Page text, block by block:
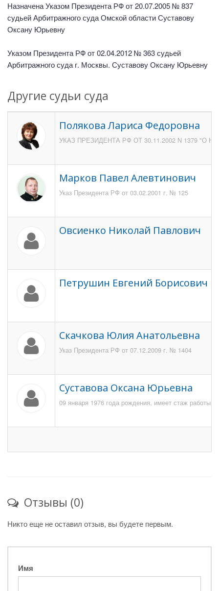
Назначена Указом Президента РФ от 20.07.2005 № 837
судьей Арбитражного суда Омской области Суставову
Оксану Юрьевну
Указом Президента РФ от 02.04.2012 № 363 судьей
Арбитражного суда г. Москвы. Суставову Оксану Юрьевну
Другие судьи суда
Полякова Лариса Федоровна
УКАЗ ПРЕЗИДЕНТА РФ ОТ 30.11.2002 N 1379
Марков Павел Алевтинович
Указ Президента РФ от 03.02.2001 г. № 125
Овсиенко Николай Павлович
Петрушин Евгений Борисович
Скачкова Юлия Анатольевна
Указ Президента РФ от 07.12.2009 г. № 1404
Суставова Оксана Юрьевна
09 января 1976 года рождения, имеет стаж работы
Отзывы (0)
Никто еще не оставил отзыв, вы будете первым.
Имя